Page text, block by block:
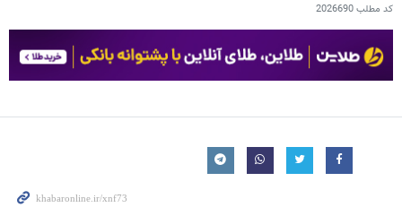
کد مطلب2026690